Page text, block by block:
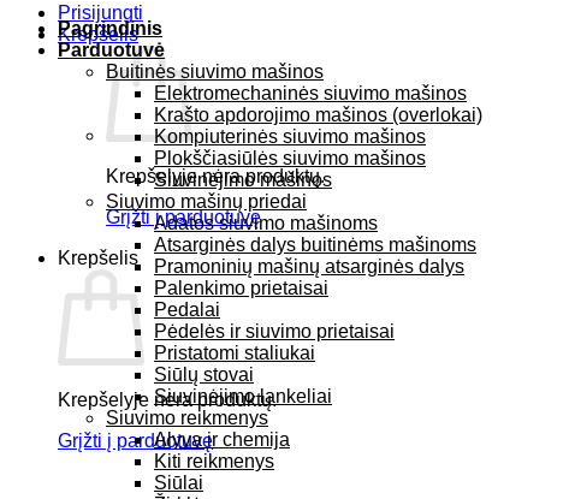
Prisijungti
Krepšelis
Krepšelyje nėra produktų.
Grįžti į parduotuvę
Krepšelis
Krepšelyje nėra produktų.
Grįžti į parduotuvę
Pagrindinis
Parduotuvė
Buitinės siuvimo mašinos
Elektromechaninės siuvimo mašinos
Krašto apdorojimo mašinos (overlokai)
Kompiuterinės siuvimo mašinos
Plokščiasiūlės siuvimo mašinos
Siuvinėjimo mašinos
Siuvimo mašinų priedai
Adatos siuvimo mašinoms
Atsarginės dalys buitinėms mašinoms
Pramoninių mašinų atsarginės dalys
Palenkimo prietaisai
Pedalai
Pėdelės ir siuvimo prietaisai
Pristatomi staliukai
Siūlų stovai
Siuvinėjimo lankeliai
Siuvimo reikmenys
Alyva ir chemija
Kiti reikmenys
Siūlai